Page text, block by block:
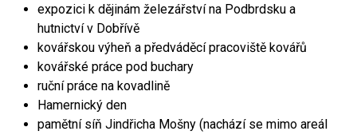
expozici k dějinám železářství na Podbrdsku a
hutnictví v Dobřívě
kovářskou výheň a předváděcí pracoviště kovářů
kovářské práce pod buchary
ruční práce na kovadlině
Hamernický den
pamětní síň Jindřicha Mošny (nachází se mimo areál